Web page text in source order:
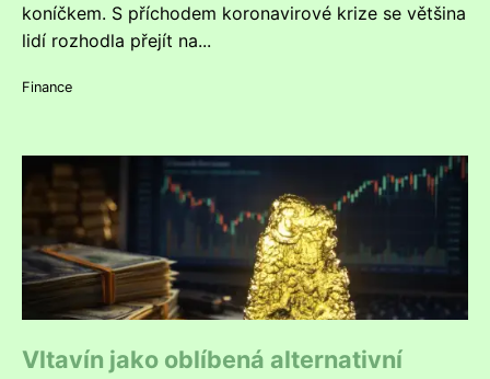
koníčkem. S příchodem koronavirové krize se většina
lidí rozhodla přejít na...
Finance
Vltavín jako oblíbená alternativní